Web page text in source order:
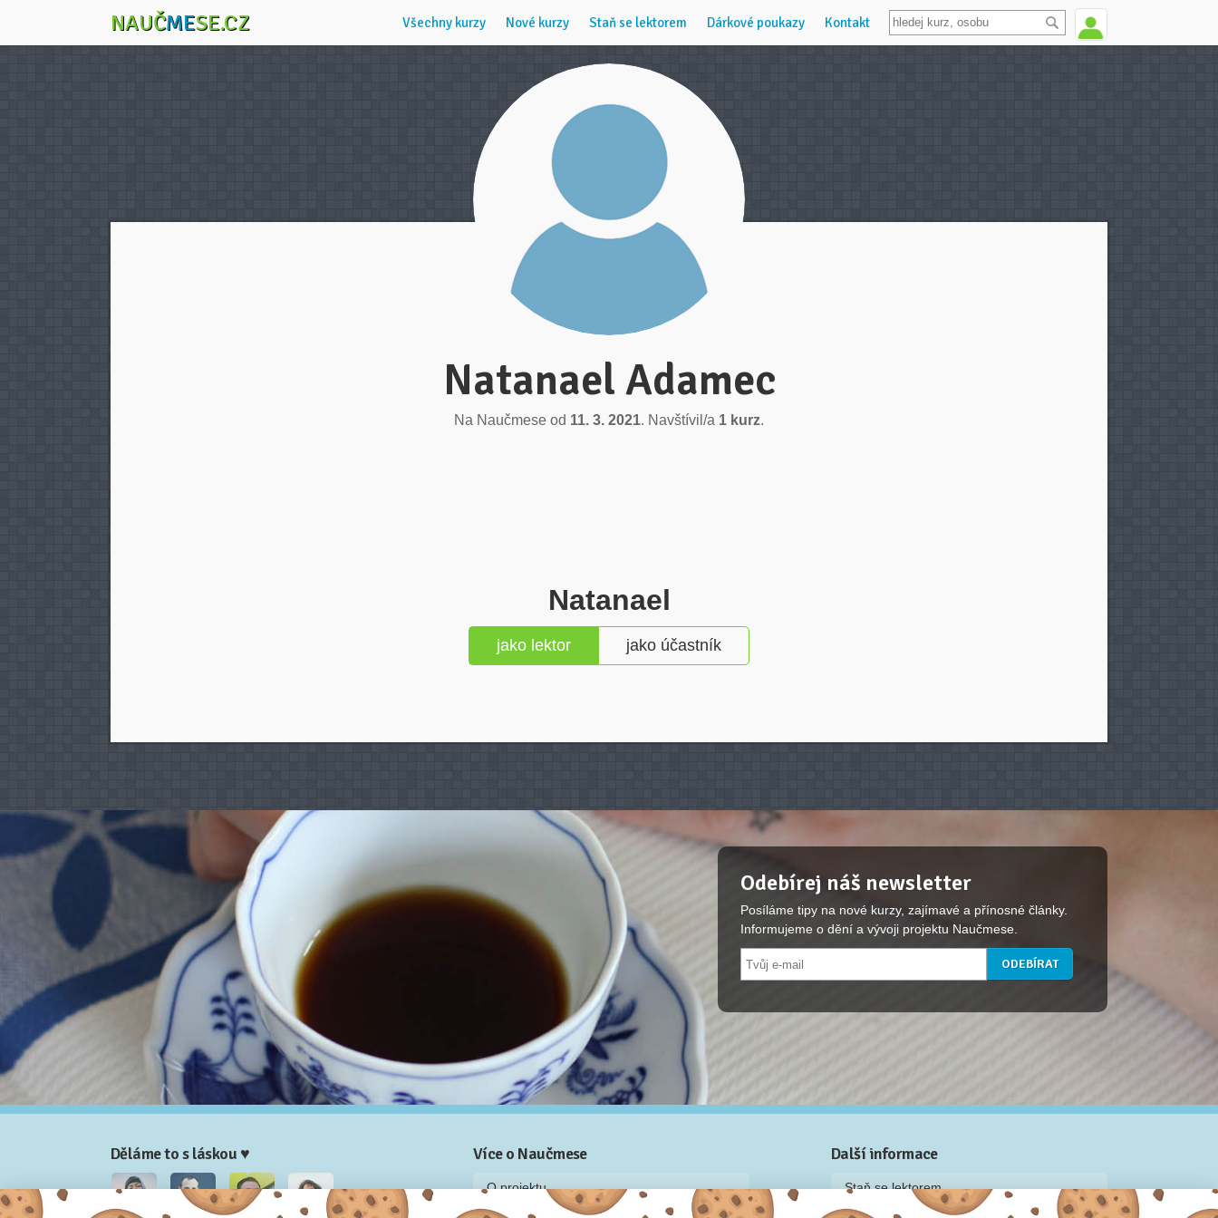
NAUČMESE.CZ Všechny kurzy Nové kurzy Staň se lektorem Dárkové poukazy Kontakt
Natanael Adamec
Na Naučmese od 11. 3. 2021. Navštívil/a 1 kurz.
Natanael
jako lektor jako účastník
Odebírej náš newsletter
Posíláme tipy na nové kurzy, zajímavé a přínosné články.
Informujeme o dění a vývoji projektu Naučmese.
Děláme to s láskou ♥ Více o Naučmese
O projektu
Další informace
Staň se lektorem